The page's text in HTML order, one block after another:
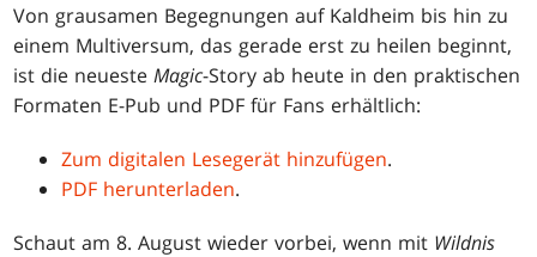
Von grausamen Begegnungen auf Kaldheim bis hin zu
einem Multiversum, das gerade erst zu heilen beginnt,
ist die neuesteMagic-Story ab heute in den praktischen
Formaten E-Pub und PDF für Fans erhältlich:
Zum digitalen Lesegerät hinzufügen.
PDF herunterladen.
Schaut am 8. August wieder vorbei, wenn mit Wildnis